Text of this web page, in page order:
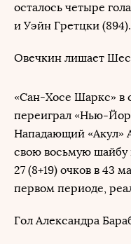
осталось четыре
и Уэйн Гретцки (894).
Овечкин лишает
«Сан-Хосе Шаркс» в
переиграл «Нью-
Нападающий «Акул»
свою восьмую шайбу
27 (8+19) очков в 43
первом периоде,
Гол Александра